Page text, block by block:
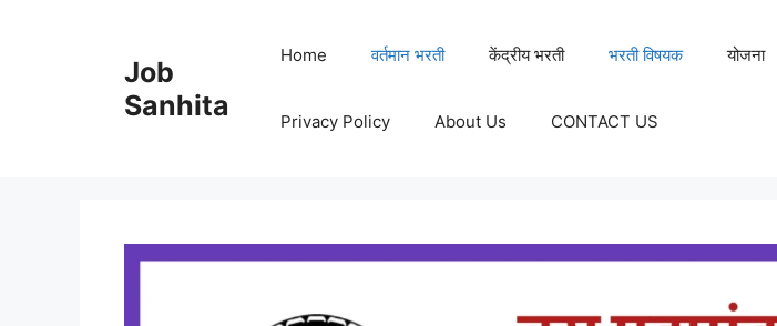
Job
Sanhita
Home वर्तमान भरती केंद्रीय भरती भरती विषयक योजना
Privacy Policy About Us CONTACT US